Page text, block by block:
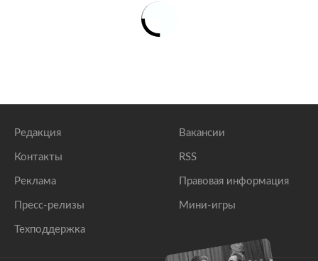
Редакция
Контакты
Реклама
Пресс-релизы
Техподдержка
Вакансии
RSS
Правовая информация
Мини-игры